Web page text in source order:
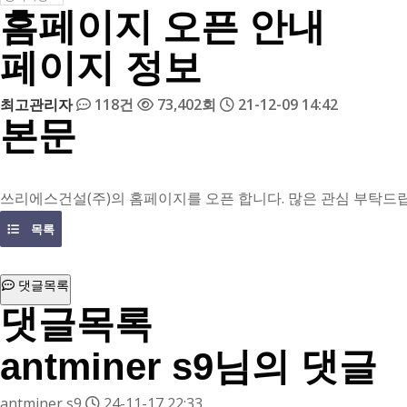
홈페이지 오픈 안내
페이지 정보
최고관리자 118건 73,402회 21-12-09 14:42
본문
쓰리에스건설(주)의 홈페이지를 오픈 합니다. 많은 관심 부탁드
목록
댓글목록
댓글목록
antminer s9님의 댓글